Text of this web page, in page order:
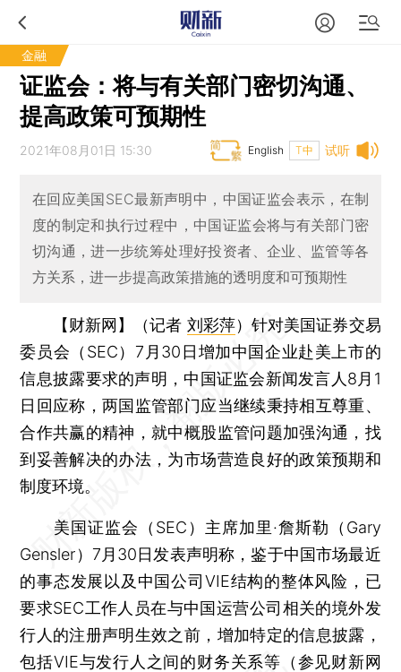
金融
证监会：将与有关部门密切沟通、
提高政策可预期性
试听
2021年08月01日 15:30 T中
English
在回应美国SEC最新声明中，中国证监会表示，在制
度的制定和执行过程中，中国证监会将与有关部门密
切沟通，进一步统筹处理好投资者、企业、监管等各
方关系，进一步提高政策措施的透明度和可预期性
【财新网】（记者 刘彩萍） 针对美国证券交易
委员会（SEC）7月30日增加中国企业赴美上市的
信息披露要求的声明，中国证监会新闻发言人8月1
日回应称，两国监管部门应当继续秉持相互尊重、
合作共赢的精神，就中概股监管问题加强沟通，找
到妥善解决的办法，为市场营造良好的政策预期和
制度环境。
美国证监会（SEC）主席加里·詹斯勒（Gary
Gensler）7月30日发表声明称，鉴于中国市场最近
的事态发展以及中国公司VIE结构的整体风险，已
要求SEC工作人员在与中国运营公司相关的境外发
行人的注册声明生效之前，增加特定的信息披露，
包括VIE与发行人之间的财务关系等（参见财新网